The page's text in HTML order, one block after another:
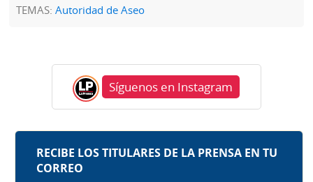
TEMAS:Autoridad de Aseo
Síguenos en Instagram